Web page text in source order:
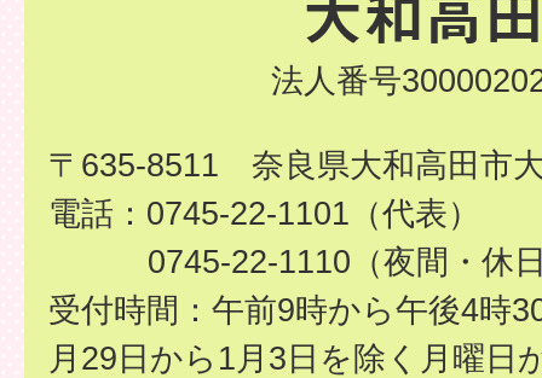
法人番号
〒635-8511 奈良県大和高田市
電話：0745-22-1101（代表）
0745-22-1110（夜間・休
受付時間：午前9時から午後4時
月29日から1月3日を除く月曜日